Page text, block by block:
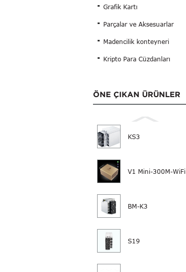
Grafik Kartı
Parçalar ve Aksesuarlar
Madencilik konteyneri
Kripto Para Cüzdanları
ÖNE ÇIKAN ÜRÜNLER
KS3
V1 Mini-300M-WiFi
BM-K3
S19